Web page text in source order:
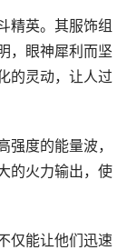
精英。其服饰组
，眼神犀利而坚
的灵动，让人过
度的能量波，
的火力输出，使
仅能让他们迅速